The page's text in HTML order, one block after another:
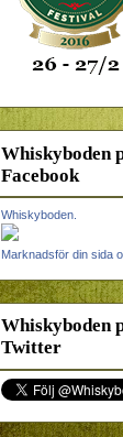
Whiskyboden
Facebook
Whiskyboden.
Marknadsför din sida
Whiskyboden
Twitter